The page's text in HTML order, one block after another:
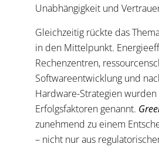
Unabhängigkeit und
Gleichzeitig rückte das
in den Mittelpunkt.
Rechenzentren,
Softwareentwicklung und
Hardware-Strategien
Erfolgsfaktoren genannt.
zunehmend zu einem
– nicht nur aus